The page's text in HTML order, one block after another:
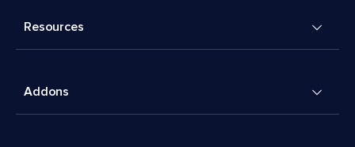
Resources
Addons